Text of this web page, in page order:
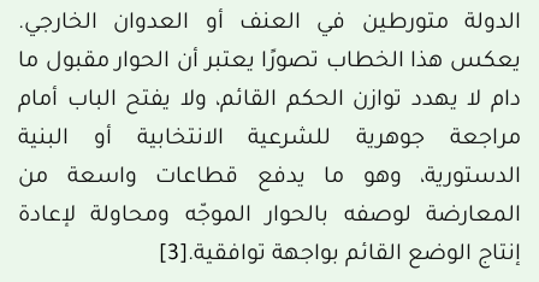
الدولة متورطين في العنف أو العدوان الخارجي.
يعكس هذا الخطاب تصورًا يعتبر أن الحوار مقبول ما
دام لا يهدد توازن الحكم القائم، ولا يفتح الباب أمام
مراجعة جوهرية للشرعية الانتخابية أو البنية
الدستورية، وهو ما يدفع قطاعات واسعة من
المعارضة لوصفه بالحوار الموجّه ومحاولة لإعادة
إنتاج الوضع القائم بواجهة توافقية.[3]